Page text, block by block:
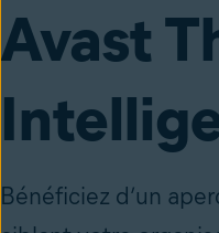
Avast
Bénéficiez d’un